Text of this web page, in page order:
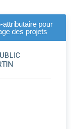
pour
des projets